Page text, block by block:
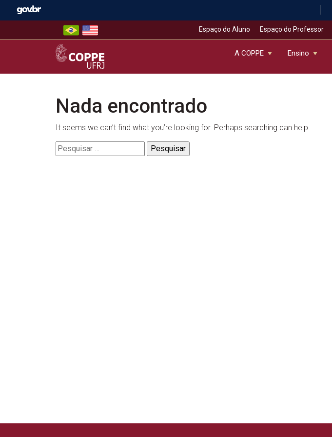
Espaço do Aluno Espaço do Professor
COPPE – UFRJ
A COPPE Ensino
Nada encontrado
It seems we can’t find what you’re looking for. Perhaps searching can help.
Pesquisar
por: